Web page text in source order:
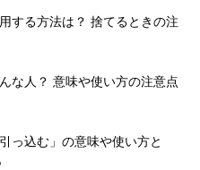
する方法は？ 捨てるときの注
な人？ 意味や使い方の注意点
っ込む」の意味や使い方と